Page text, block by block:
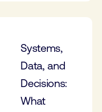
Systems,
Data, and
Decisions:
What